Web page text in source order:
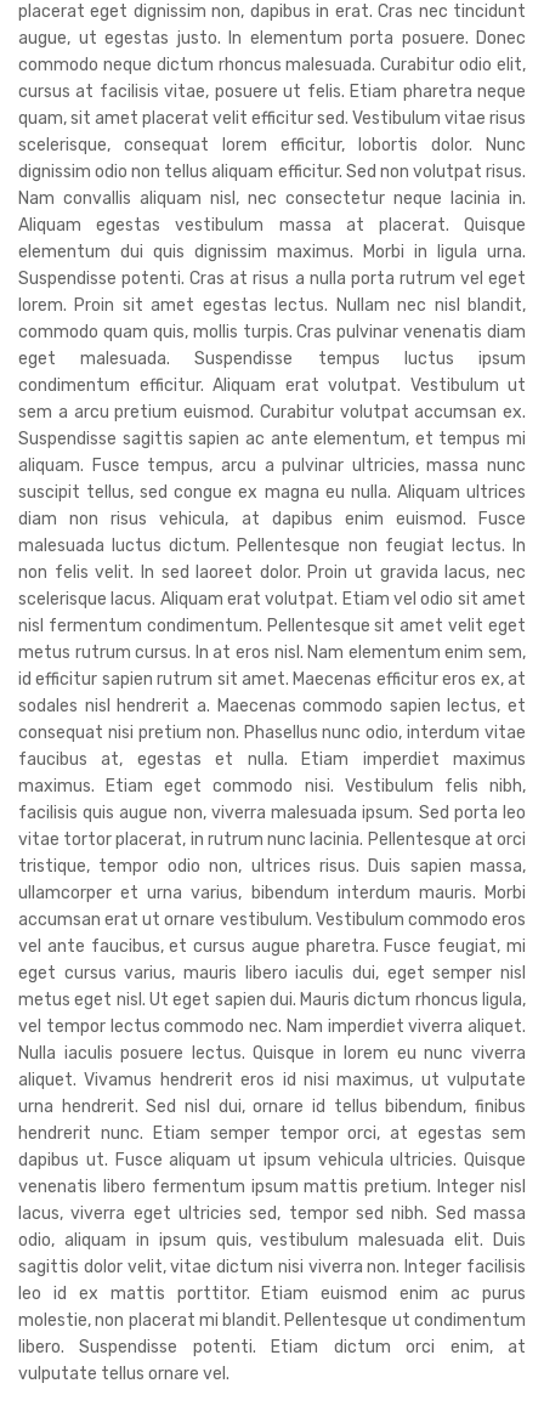
placerat eget dignissim non, dapibus in erat. Cras nec tincidunt
augue, ut egestas justo. In elementum porta posuere. Donec
commodo neque dictum rhoncus malesuada. Curabitur odio elit,
cursus at facilisis vitae, posuere ut felis. Etiam pharetra neque
quam, sit amet placerat velit efficitur sed. Vestibulum vitae risus
scelerisque, consequat lorem efficitur, lobortis dolor. Nunc
dignissim odio non tellus aliquam efficitur. Sed non volutpat risus.
Nam convallis aliquam nisl, nec consectetur neque lacinia in.
Aliquam egestas vestibulum massa at placerat. Quisque
elementum dui quis dignissim maximus. Morbi in ligula urna.
Suspendisse potenti. Cras at risus a nulla porta rutrum vel eget
lorem. Proin sit amet egestas lectus. Nullam nec nisl blandit,
commodo quam quis, mollis turpis. Cras pulvinar venenatis diam
eget malesuada. Suspendisse tempus luctus ipsum
condimentum efficitur. Aliquam erat volutpat. Vestibulum ut
sem a arcu pretium euismod. Curabitur volutpat accumsan ex.
Suspendisse sagittis sapien ac ante elementum, et tempus mi
aliquam. Fusce tempus, arcu a pulvinar ultricies, massa nunc
suscipit tellus, sed congue ex magna eu nulla. Aliquam ultrices
diam non risus vehicula, at dapibus enim euismod. Fusce
malesuada luctus dictum. Pellentesque non feugiat lectus. In
non felis velit. In sed laoreet dolor. Proin ut gravida lacus, nec
scelerisque lacus. Aliquam erat volutpat. Etiam vel odio sit amet
nisl fermentum condimentum. Pellentesque sit amet velit eget
metus rutrum cursus. In at eros nisl. Nam elementum enim sem,
id efficitur sapien rutrum sit amet. Maecenas efficitur eros ex, at
sodales nisl hendrerit a. Maecenas commodo sapien lectus, et
consequat nisi pretium non. Phasellus nunc odio, interdum vitae
faucibus at, egestas et nulla. Etiam imperdiet maximus
maximus. Etiam eget commodo nisi. Vestibulum felis nibh,
facilisis quis augue non, viverra malesuada ipsum. Sed porta leo
vitae tortor placerat, in rutrum nunc lacinia. Pellentesque at orci
tristique, tempor odio non, ultrices risus. Duis sapien massa,
ullamcorper et urna varius, bibendum interdum mauris. Morbi
accumsan erat ut ornare vestibulum. Vestibulum commodo eros
vel ante faucibus, et cursus augue pharetra. Fusce feugiat, mi
eget cursus varius, mauris libero iaculis dui, eget semper nisl
metus eget nisl. Ut eget sapien dui. Mauris dictum rhoncus ligula,
vel tempor lectus commodo nec. Nam imperdiet viverra aliquet.
Nulla iaculis posuere lectus. Quisque in lorem eu nunc viverra
aliquet. Vivamus hendrerit eros id nisi maximus, ut vulputate
urna hendrerit. Sed nisl dui, ornare id tellus bibendum, finibus
hendrerit nunc. Etiam semper tempor orci, at egestas sem
dapibus ut. Fusce aliquam ut ipsum vehicula ultricies. Quisque
venenatis libero fermentum ipsum mattis pretium. Integer nisl
lacus, viverra eget ultricies sed, tempor sed nibh. Sed massa
odio, aliquam in ipsum quis, vestibulum malesuada elit. Duis
sagittis dolor velit, vitae dictum nisi viverra non. Integer facilisis
leo id ex mattis porttitor. Etiam euismod enim ac purus
molestie, non placerat mi blandit. Pellentesque ut condimentum
libero. Suspendisse potenti. Etiam dictum orci enim, at
vulputate tellus ornare vel.